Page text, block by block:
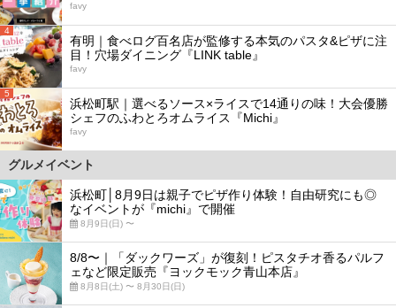
favy
4
有明｜食べログ百名店が監修する本気のパスタ&ピザに注
目！穴場ダイニング『LINK table』
favy
5
浜松町駅｜選べるソース×ライスで14通りの味！大会優勝
シェフのふわとろオムライス『Michi』
favy
グルメイベント
浜松町│8月9日は親子でピザ作り体験！自由研究にも◎
なイベントが『michi』で開催
8月9日(日) 〜
8/8〜｜「ダックワーズ」が復刻！ピスタチオ香るパルフ
ェなど限定販売『ヨックモック青山本店』
8月8日(土) 〜 8月30日(日)